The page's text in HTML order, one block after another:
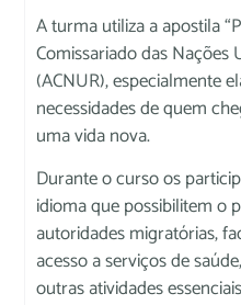
A turma utiliza a apostila
Comissariado das Nações
(ACNUR), especialmente
necessidades de quem
uma vida nova.
Durante o curso os
idioma que possibilitem o
autoridades migratórias,
acesso a serviços de
outras atividades